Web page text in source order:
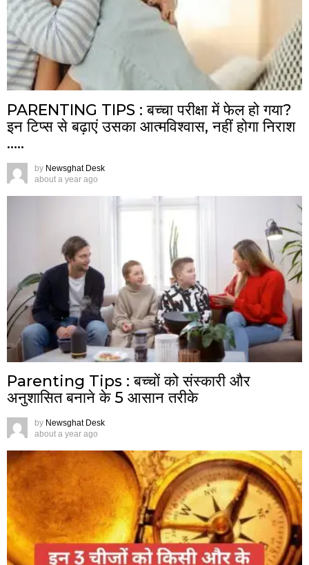
PARENTING TIPS : बच्चा परीक्षा में फेल हो गया?
इन टिप्स से बढ़ाएं उसका आत्मविश्वास, नहीं होगा निराश
…..
by Newsghat Desk
about a year ago
Parenting Tips : बच्चों को संस्कारी और
अनुशासित बनाने के 5 आसान तरीके
by Newsghat Desk
about a year ago